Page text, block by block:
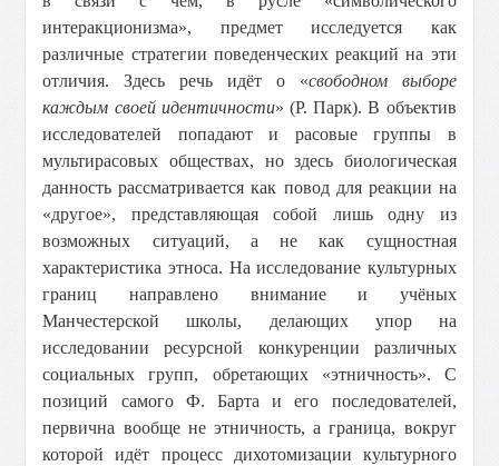
интеракционизма», предмет исследуется как
различные стратегии поведенческих реакций на эти
отличия. Здесь речь идёт о «свободном выборе
каждым своей идентичности» (Р. Парк). В объектив
исследователей попадают и расовые группы в
мультирасовых обществах, но здесь биологическая
данность рассматривается как повод для реакции на
«другое», представляющая собой лишь одну из
возможных ситуаций, а не как сущностная
характеристика этноса. На исследование культурных
границ направлено внимание и учёных
Манчестерской школы, делающих упор на
исследовании ресурсной конкуренции различных
социальных групп, обретающих «этничность». С
позиций самого Ф. Барта и его последователей,
первична вообще не этничность, а граница, вокруг
которой идёт процесс дихотомизации культурного